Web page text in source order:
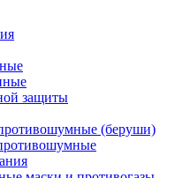
защиты
(беруши)